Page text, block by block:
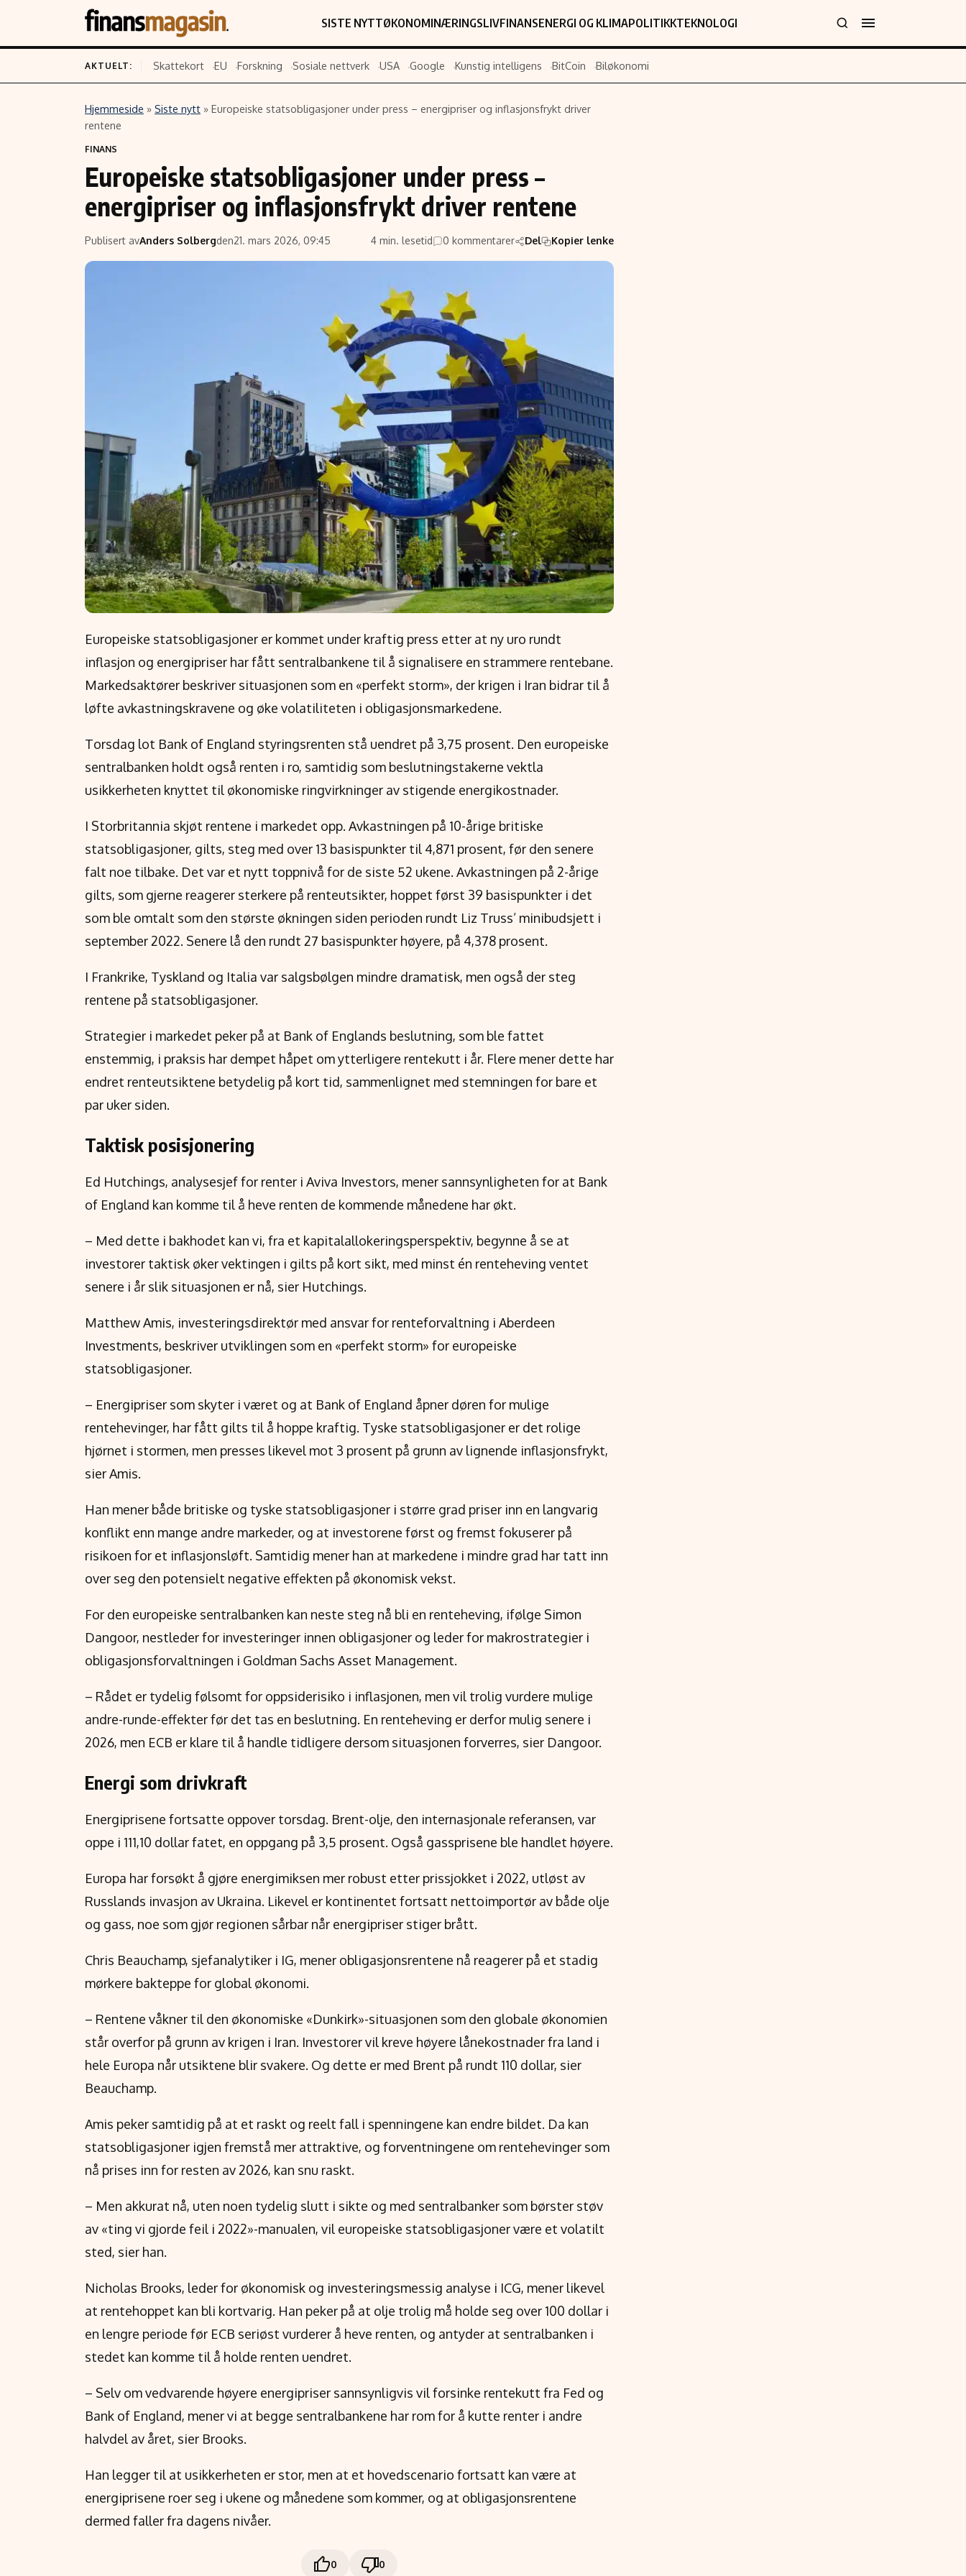
SISTE NYTTØKONOMINÆRINGSLIVFINANSENERGI OG KLIMAPOLITIKKTEKNOLOGI
Innhold
Siste nytt
Eiendom
Fritid
Hav og sjømat
Økonomi
Politikk
Selskaper
Teknologi
Google
Kunstig intelligens
BitCoin
Grønt skifte
Retningslinjer for rettelser
Redaksjonell policy
AKTUELT: Skattekort EU Forskning Sosiale nettverk USA Google Kunstig intelligens BitCoin Biløkonomi
Hjemmeside » Siste nytt » Europeiske statsobligasjoner under press – energipriser og inflasjonsfrykt driver
rentene
FINANS
Europeiske statsobligasjoner under press –
energipriser og inflasjonsfrykt driver rentene
Publisert avAnders Solbergden21. mars 2026, 09:45 4 min. lesetid 0 kommentarer Del Kopier lenke
Europeiske statsobligasjoner er kommet under kraftig press etter at ny uro rundt
inflasjon og energipriser har fått sentralbankene til å signalisere en strammere rentebane.
Markedsaktører beskriver situasjonen som en «perfekt storm», der krigen i Iran bidrar til å
løfte avkastningskravene og øke volatiliteten i obligasjonsmarkedene.
Torsdag lot Bank of England styringsrenten stå uendret på 3,75 prosent. Den europeiske
sentralbanken holdt også renten i ro, samtidig som beslutningstakerne vektla
usikkerheten knyttet til økonomiske ringvirkninger av stigende energikostnader.
I Storbritannia skjøt rentene i markedet opp. Avkastningen på 10-årige britiske
statsobligasjoner, gilts, steg med over 13 basispunkter til 4,871 prosent, før den senere
falt noe tilbake. Det var et nytt toppnivå for de siste 52 ukene. Avkastningen på 2-årige
gilts, som gjerne reagerer sterkere på renteutsikter, hoppet først 39 basispunkter i det
som ble omtalt som den største økningen siden perioden rundt Liz Truss’ minibudsjett i
september 2022. Senere lå den rundt 27 basispunkter høyere, på 4,378 prosent.
I Frankrike, Tyskland og Italia var salgsbølgen mindre dramatisk, men også der steg
rentene på statsobligasjoner.
Strategier i markedet peker på at Bank of Englands beslutning, som ble fattet
enstemmig, i praksis har dempet håpet om ytterligere rentekutt i år. Flere mener dette har
endret renteutsiktene betydelig på kort tid, sammenlignet med stemningen for bare et
par uker siden.
Taktisk posisjonering
Ed Hutchings, analysesjef for renter i Aviva Investors, mener sannsynligheten for at Bank
of England kan komme til å heve renten de kommende månedene har økt.
– Med dette i bakhodet kan vi, fra et kapitalallokeringsperspektiv, begynne å se at
investorer taktisk øker vektingen i gilts på kort sikt, med minst én renteheving ventet
senere i år slik situasjonen er nå, sier Hutchings.
Matthew Amis, investeringsdirektør med ansvar for renteforvaltning i Aberdeen
Investments, beskriver utviklingen som en «perfekt storm» for europeiske
statsobligasjoner.
– Energipriser som skyter i været og at Bank of England åpner døren for mulige
rentehevinger, har fått gilts til å hoppe kraftig. Tyske statsobligasjoner er det rolige
hjørnet i stormen, men presses likevel mot 3 prosent på grunn av lignende inflasjonsfrykt,
sier Amis.
Han mener både britiske og tyske statsobligasjoner i større grad priser inn en langvarig
konflikt enn mange andre markeder, og at investorene først og fremst fokuserer på
risikoen for et inflasjonsløft. Samtidig mener han at markedene i mindre grad har tatt inn
over seg den potensielt negative effekten på økonomisk vekst.
For den europeiske sentralbanken kan neste steg nå bli en renteheving, ifølge Simon
Dangoor, nestleder for investeringer innen obligasjoner og leder for makrostrategier i
obligasjonsforvaltningen i Goldman Sachs Asset Management.
– Rådet er tydelig følsomt for oppsiderisiko i inflasjonen, men vil trolig vurdere mulige
andre-runde-effekter før det tas en beslutning. En renteheving er derfor mulig senere i
2026, men ECB er klare til å handle tidligere dersom situasjonen forverres, sier Dangoor.
Energi som drivkraft
Energiprisene fortsatte oppover torsdag. Brent-olje, den internasjonale referansen, var
oppe i 111,10 dollar fatet, en oppgang på 3,5 prosent. Også gassprisene ble handlet høyere.
Europa har forsøkt å gjøre energimiksen mer robust etter prissjokket i 2022, utløst av
Russlands invasjon av Ukraina. Likevel er kontinentet fortsatt nettoimportør av både olje
og gass, noe som gjør regionen sårbar når energipriser stiger brått.
Chris Beauchamp, sjefanalytiker i IG, mener obligasjonsrentene nå reagerer på et stadig
mørkere bakteppe for global økonomi.
– Rentene våkner til den økonomiske «Dunkirk»-situasjonen som den globale økonomien
står overfor på grunn av krigen i Iran. Investorer vil kreve høyere lånekostnader fra land i
hele Europa når utsiktene blir svakere. Og dette er med Brent på rundt 110 dollar, sier
Beauchamp.
Amis peker samtidig på at et raskt og reelt fall i spenningene kan endre bildet. Da kan
statsobligasjoner igjen fremstå mer attraktive, og forventningene om rentehevinger som
nå prises inn for resten av 2026, kan snu raskt.
– Men akkurat nå, uten noen tydelig slutt i sikte og med sentralbanker som børster støv
av «ting vi gjorde feil i 2022»-manualen, vil europeiske statsobligasjoner være et volatilt
sted, sier han.
Nicholas Brooks, leder for økonomisk og investeringsmessig analyse i ICG, mener likevel
at rentehoppet kan bli kortvarig. Han peker på at olje trolig må holde seg over 100 dollar i
en lengre periode før ECB seriøst vurderer å heve renten, og antyder at sentralbanken i
stedet kan komme til å holde renten uendret.
– Selv om vedvarende høyere energipriser sannsynligvis vil forsinke rentekutt fra Fed og
Bank of England, mener vi at begge sentralbankene har rom for å kutte renter i andre
halvdel av året, sier Brooks.
Han legger til at usikkerheten er stor, men at et hovedscenario fortsatt kan være at
energiprisene roer seg i ukene og månedene som kommer, og at obligasjonsrentene
dermed faller fra dagens nivåer.
0 0